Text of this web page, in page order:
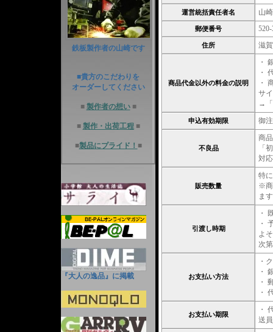
鉄板製作者の山崎です
■貴方のこだわりを
オーダーしてください
■ 製作者の想い ■
■ 製作・出荷工程■
■製品にプライド！ ■
『大人の逸品』に掲載
運営統括責任者名 山
郵便番号
住所 滋
商品代金以外の料金の説明
・
・
・
サ
→「
申込有効期限 御
不良品
商
「
対
販売数量
特
※商
ま
引渡し時期
・
・
よ
次
お支払い方法
・
・
・
・
お支払い期限
・
送